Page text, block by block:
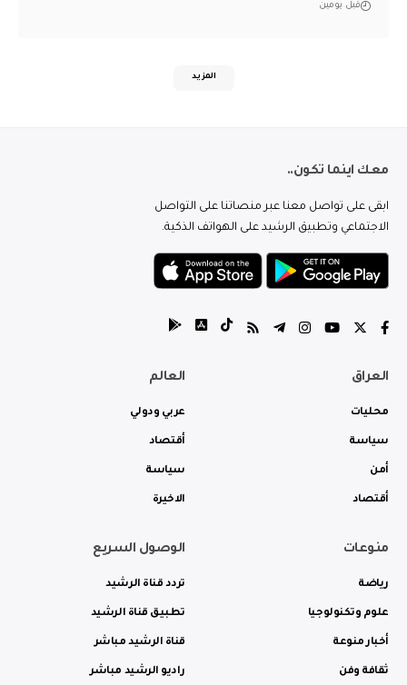
قبل يومين
المزيد
معك اينما تكون..
ابقى على تواصل معنا عبر منصاتنا على التواصل
الاجتماعي وتطبيق الرشيد على الهواتف الذكية.
العراق
محليات
سياسة
أمن
أقتصاد
العالم
عربي ودولي
أقتصاد
سياسة
الاخيرة
منوعات
رياضة
علوم وتكنولوجيا
أخبار منوعة
ثقافة وفن
الوصول السريع
تردد قناة الرشيد
تطبيق قناة الرشيد
قناة الرشيد مباشر
راديو الرشيد مباشر